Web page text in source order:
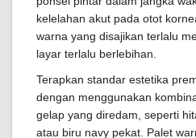
kelelahan akut pada otot
warna yang disajikan terlalu
layar terlalu berlebihan.
Terapkan standar estetika
dengan menggunakan
gelap yang diredam, seperti
atau biru navy pekat. Palet